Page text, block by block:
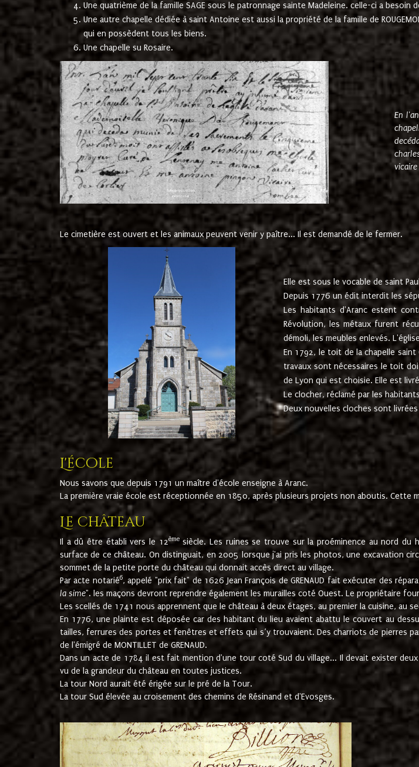
Une quatrième de la famille SAGE sous le patronnage sainte Madeleine. celle-ci a besoin
Une autre chapelle dédiée à saint Antoine est aussi la propriété de la famille de
qui en possèdent tous les biens.
Une chapelle su Rosaire.
En
Le cimetière est ouvert et les animaux peuvent venir y paître... Il est demandé de le fermer.
Elle est sous le vocable de saint
Depuis 1776 un édit interdit les
Les habitants d'Aranc estent
Révolution, les métaux furent
démoli, les meubles enlevés.
En 1792, le toit de la chapelle
travaux sont nécessaires le toit
de Lyon qui est choisie. Elle est
Le clocher, réclamé par les
Deux nouvelles cloches sont
L'école
Nous savons que depuis 1791 un maître d'école enseigne à Aranc.
La première vraie école est réceptionnée en 1850, après plusieurs projets non aboutis.
Le château
Il a dû être établi vers le 12èmesiècle. Les ruines se trouve sur la proéminence au nord du
surface de ce château. On distinguait, en 2005 lorsque j'ai pris les photos, une excavation
sommet de la petite porte du château qui donnait accès direct au village.
Par acte notarié6, appelé "prix fait" de 1626 Jean François de GRENAUD fait exécuter des
la sime". les maçons devront reprendre également les murailles coté Ouest. Le propriétaire
Les scellés de 1741 nous apprennent que le château à deux étages, au premier la cuisine, au
En 1776, une plainte est déposée car des habitant du lieu avaient abattu le couvert au
tailles, ferrures des portes et fenêtres et effets qui s’y trouvaient. Des charriots de pierres
de l'émigré de MONTILLET de GRENAUD.
Dans un acte de 1784 il est fait mention d'une tour coté Sud du village... Il devait exister
vu de la grandeur du château en toutes justices.
La tour Nord aurait été érigée sur le pré de la Tour.
La tour Sud élevée au croisement des chemins de Résinand et d'Evosges.